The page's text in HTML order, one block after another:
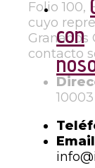
con
Folio 100,
cuyo
Granados
contacto